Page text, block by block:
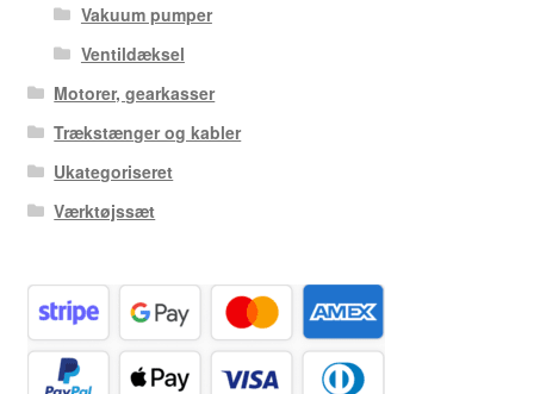
Vakuum pumper
Ventildæksel
Motorer, gearkasser
Trækstænger og kabler
Ukategoriseret
Værktøjssæt